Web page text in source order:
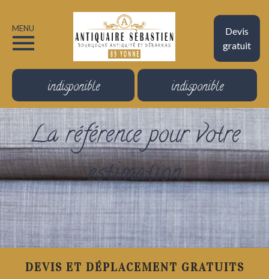
Devis
gratuit
MENU
indisponible indisponible
La référence pour votre
estimation
DEVIS ET DÉPLACEMENT GRATUITS